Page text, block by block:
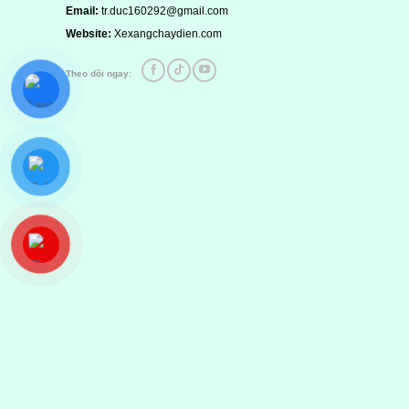
Email: tr.duc160292@gmail.com
Website: Xexangchaydien.com
Theo dõi ngay: